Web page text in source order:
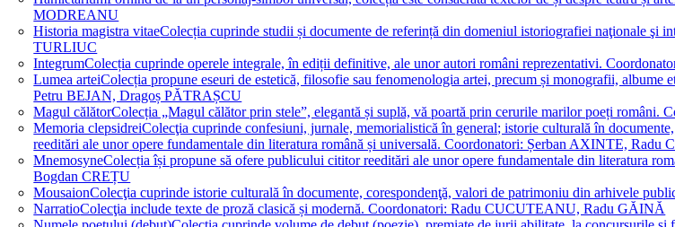
MODREANU
Historia magistra vitaeColecția cuprinde studii și documente de referință din domeniul istoriografiei naţionale
TURLIUC
IntegrumColecția cuprinde operele integrale, în ediții definitive, ale unor autori români reprezentativi.
Lumea arteiColecția propune eseuri de estetică, filosofie sau fenomenologia artei, precum și monografii,
Petru BEJAN, Dragoș PĂTRAȘCU
Magul călătorColecția „Magul călător prin stele”, elegantă și suplă, vă poartă prin cerurile marilor poeți
Memoria clepsidreiColecţia cuprinde confesiuni, jurnale, memorialistică în general; istorie culturală în
reeditări ale unor opere fundamentale din literatura română și universală. Coordonatori: Șerban AXINTE,
MnemosyneColecția își propune să ofere publicului cititor reeditări ale unor opere fundamentale din literatura
Bogdan CREȚU
MousaionColecţia cuprinde istorie culturală în documente, corespondenţă, valori de patrimoniu din arhivele
NarratioColecţia include texte de proză clasică și modernă. Coordonatori: Radu CUCUTEANU, Radu GĂINĂ